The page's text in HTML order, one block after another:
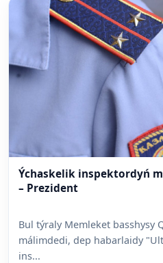
Ýchaskelik inspektordyń
– Prezident
Bul týraly Memleket basshysy
málimdedi, dep habarlaidy "Ult
ins...